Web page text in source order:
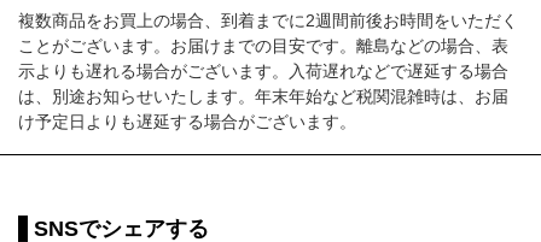
複数商品をお買上の場合、到着までに2週間前後お時間をいただく
ことがございます。お届けまでの目安です。離島などの場合、表
示よりも遅れる場合がございます。入荷遅れなどで遅延する場合
は、別途お知らせいたします。年末年始など税関混雑時は、お届
け予定日よりも遅延する場合がございます。
SNSでシェアする